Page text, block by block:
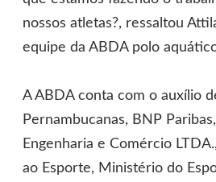
nossos atletas?, ressaltou
equipe da ABDA polo
A ABDA conta com o auxílio
Pernambucanas, BNP
Engenharia e Comércio
ao Esporte, Ministério do